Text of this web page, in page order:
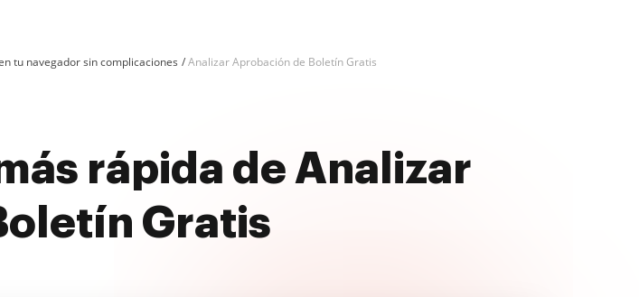
tu navegador sin complicaciones Analizar Aprobación de Boletín Gratis
rápida de Analizar
Gratis